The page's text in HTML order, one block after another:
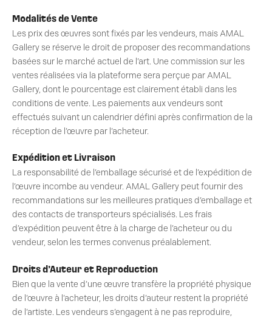
Modalités de Vente
Les prix des œuvres sont fixés par les vendeurs, mais AMAL
Gallery se réserve le droit de proposer des recommandations
basées sur le marché actuel de l’art. Une commission sur les
ventes réalisées via la plateforme sera perçue par AMAL
Gallery, dont le pourcentage est clairement établi dans les
conditions de vente. Les paiements aux vendeurs sont
effectués suivant un calendrier défini après confirmation de la
réception de l’œuvre par l’acheteur.
Expédition et Livraison
La responsabilité de l’emballage sécurisé et de l’expédition de
l’œuvre incombe au vendeur. AMAL Gallery peut fournir des
recommandations sur les meilleures pratiques d’emballage et
des contacts de transporteurs spécialisés. Les frais
d’expédition peuvent être à la charge de l’acheteur ou du
vendeur, selon les termes convenus préalablement.
Droits d’Auteur et Reproduction
Bien que la vente d’une œuvre transfère la propriété physique
de l’œuvre à l’acheteur, les droits d’auteur restent la propriété
de l’artiste. Les vendeurs s’engagent à ne pas reproduire,